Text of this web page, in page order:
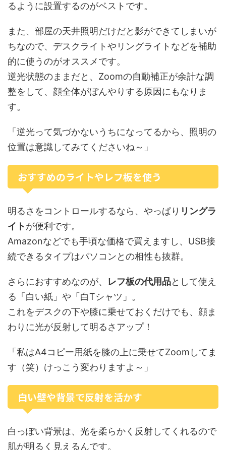
るように設置するのがベストです。
また、部屋の天井照明だけだと影ができてしまいが
ちなので、デスクライトやリングライトなどを補助
的に使うのがオススメです。
逆光状態のままだと、Zoomの自動補正が余計な調
整をして、顔全体がぼんやりする原因にもなりま
す。
「逆光って気づかないうちになってるから、照明の
位置は意識してみてくださいね～」
おすすめのライトやレフ板を使う
明るさをコントロールするなら、やっぱり リングラ
イトが便利です。
Amazonなどでも手頃な価格で買えますし、USB接
続できるタイプはパソコンとの相性も抜群。
さらにおすすめなのが、 レフ板の代用品として使え
る「白い紙」や「白Tシャツ」。
これをデスクの下や膝に乗せておくだけでも、顔ま
わりに光が反射して明るさアップ！
「私はA4コピー用紙を膝の上に乗せてZoomしてま
す（笑）けっこう変わりますよ～」
白い壁や背景で反射を活かす
白っぽい背景は、光を柔らかく反射してくれるので
肌が明るく見えるんです。